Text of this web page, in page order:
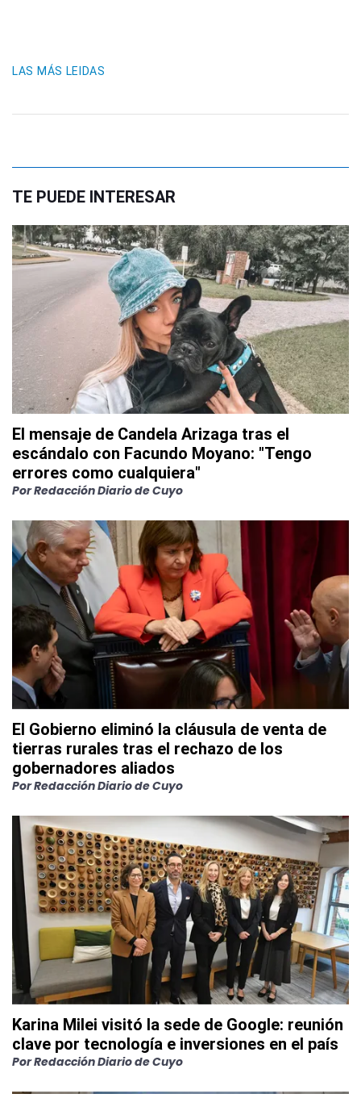
LAS MÁS LEIDAS
TE PUEDE INTERESAR
El mensaje de Candela Arizaga tras el
escándalo con Facundo Moyano: "Tengo
errores como cualquiera"
PorRedacción Diario de Cuyo
El Gobierno eliminó la cláusula de venta de
tierras rurales tras el rechazo de los
gobernadores aliados
PorRedacción Diario de Cuyo
Karina Milei visitó la sede de Google: reunión
clave por tecnología e inversiones en el país
PorRedacción Diario de Cuyo